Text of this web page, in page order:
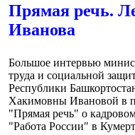
Прямая речь.
Иванова
Большое интервью
труда и социальной
Республики
Хакимовны Ивановой в
"Прямая речь" о
"Работа России" в